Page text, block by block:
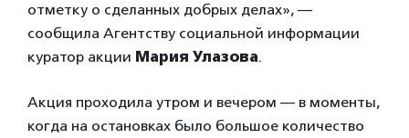
отметку о сделанных добрых делах», —
сообщила Агентству социальной информации
куратор акции Мария Улазова.
Акция проходила утром и вечером — в моменты,
когда на остановках было большое количество